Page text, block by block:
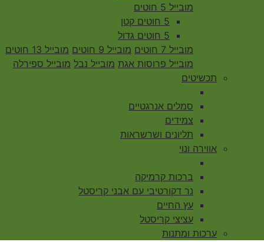
מובייל 5 חוטים
5 חוטים קטן
5 חוטים גדול
מובייל 7 חוטים
מובייל 9 חוטים
מובייל 13 חוטים
מובייל פרוסות אגת מובייל נבל מובייל ספירלה
תכשיטים
סמלים אנרגטיים
צמידים
תליונים ושרשראות
אווירה ונוי
ברכות קרמיקה
נר דקורטיבי עם אבני קריסטל
עץ החיים
עציצי קריסטל
ערכות ומתנות